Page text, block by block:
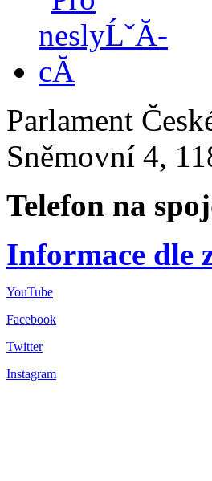
Parlament
Sněmovní 4,
Telefon na
Informace dle
YouTube
Facebook
Twitter
Instagram